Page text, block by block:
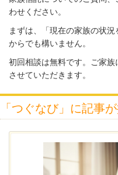
わせください。
まずは、「現在の家族の状
からでも構いません。
初回相談は無料です。ご家族
させていただきます。
「つぐなび」に記事